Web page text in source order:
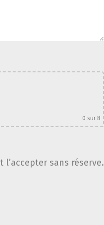
0 sur 8
sans réserve.